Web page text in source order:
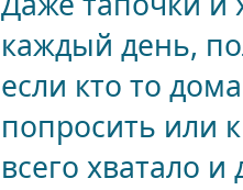
каждый день,
если кто то
попросить или
всего хватало